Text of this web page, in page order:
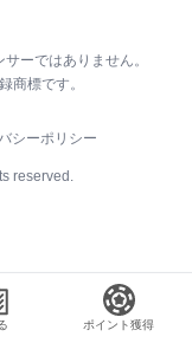
ーではありません。
商標です。
シーポリシー
reserved.
ポイント獲得